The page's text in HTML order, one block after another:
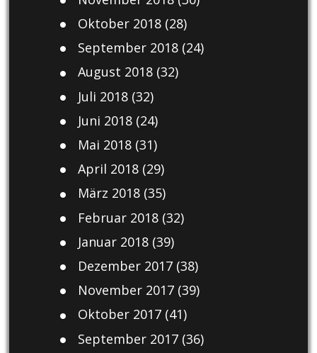
Oktober 2018(28)
September 2018(24)
August 2018(32)
Juli 2018(32)
Juni 2018(24)
Mai 2018(31)
April 2018(29)
März 2018(35)
Februar 2018(32)
Januar 2018(39)
Dezember 2017(38)
November 2017(39)
Oktober 2017(41)
September 2017(36)